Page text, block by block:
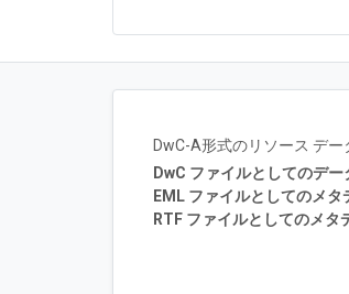
DwC-A形式のリソース デ
DwC ファイルとしてのデー
EML ファイルとしてのメタ
RTF ファイルとしてのメタ